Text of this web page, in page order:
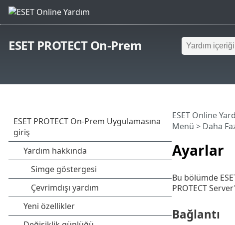
ESET PROTECT On-Prem
Ayarlar
ESET Online
Menü > Daha
Bu bölümde
PROTECT
Bağlantı